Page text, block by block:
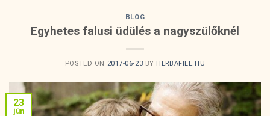
BLOG
Egyhetes falusi üdülés a nagyszülőknél
POSTED ON 2017-06-23 BY HERBAFILL.HU
23
jún